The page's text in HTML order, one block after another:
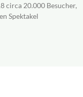
circa 20.000 Besucher,
Spektakel